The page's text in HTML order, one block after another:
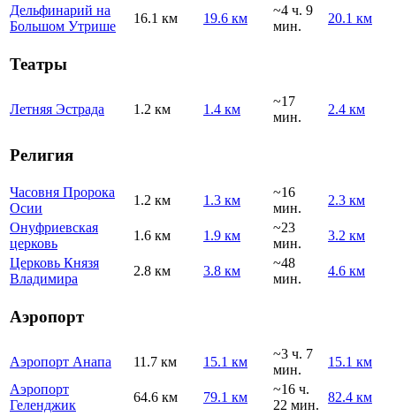
Дельфинарий на
Большом Утрише
16.1 км 19.6 км
~4 ч. 9
мин.
20.1 км
Театры
Летняя Эстрада 1.2 км 1.4 км
~17
мин.
2.4 км
Религия
Часовня Пророка
Осии
1.2 км 1.3 км
~16
мин.
2.3 км
Онуфриевская
церковь
1.6 км 1.9 км
~23
мин.
3.2 км
Церковь Князя
Владимира
2.8 км 3.8 км
~48
мин.
4.6 км
Аэропорт
Аэропорт Анапа 11.7 км 15.1 км
~3 ч. 7
мин.
15.1 км
Аэропорт
Геленджик
64.6 км 79.1 км
~16 ч.
22 мин.
82.4 км